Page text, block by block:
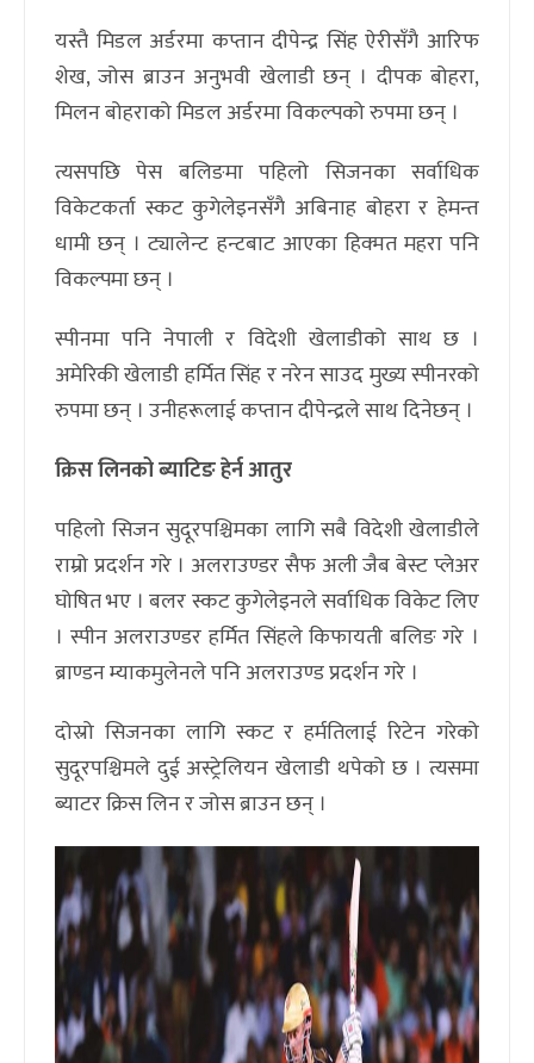
यस्तै मिडल अर्डरमा कप्तान दीपेन्द्र सिंह ऐरीसँगै आरिफ
शेख, जोस ब्राउन अनुभवी खेलाडी छन् । दीपक बोहरा,
मिलन बोहराको मिडल अर्डरमा विकल्पको रुपमा छन् ।
त्यसपछि पेस बलिङमा पहिलो सिजनका सर्वाधिक
विकेटकर्ता स्कट कुगेलेइनसँगै अबिनाह बोहरा र हेमन्त
धामी छन् । ट्यालेन्ट हन्टबाट आएका हिक्मत महरा पनि
विकल्पमा छन् ।
स्पीनमा पनि नेपाली र विदेशी खेलाडीको साथ छ ।
अमेरिकी खेलाडी हर्मित सिंह र नरेन साउद मुख्य स्पीनरको
रुपमा छन् । उनीहरूलाई कप्तान दीपेन्द्रले साथ दिनेछन् ।
क्रिस लिनको ब्याटिङ हेर्न आतुर
पहिलो सिजन सुदूरपश्चिमका लागि सबै विदेशी खेलाडीले
राम्रो प्रदर्शन गरे । अलराउण्डर सैफ अली जैब बेस्ट प्लेअर
घोषित भए । बलर स्कट कुगेलेइनले सर्वाधिक विकेट लिए
। स्पीन अलराउण्डर हर्मित सिंहले किफायती बलिङ गरे ।
ब्राण्डन म्याकमुलेनले पनि अलराउण्ड प्रदर्शन गरे ।
दोस्रो सिजनका लागि स्कट र हर्मतिलाई रिटेन गरेको
सुदूरपश्चिमले दुई अस्ट्रेलियन खेलाडी थपेको छ । त्यसमा
ब्याटर क्रिस लिन र जोस ब्राउन छन् ।